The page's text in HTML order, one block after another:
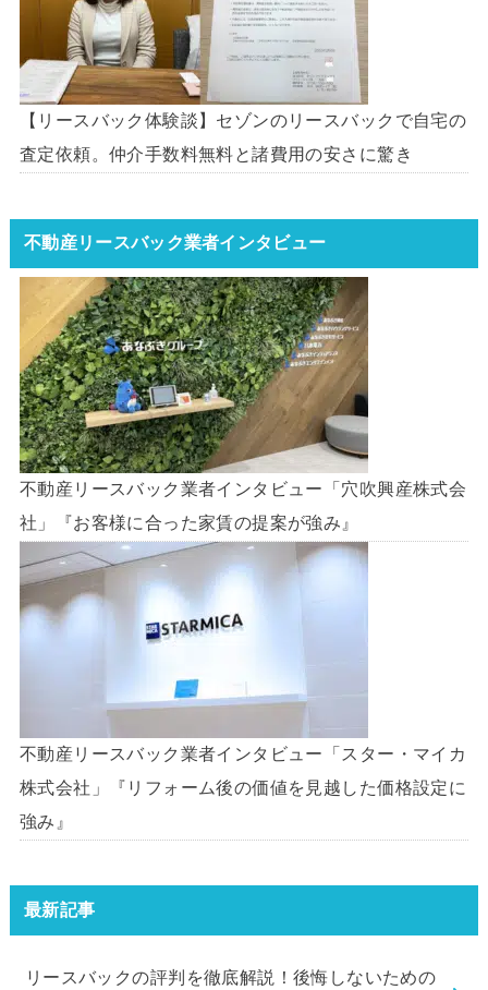
【リースバック体験談】セゾンのリースバックで自宅の
査定依頼。仲介手数料無料と諸費用の安さに驚き
不動産リースバック業者インタビュー
不動産リースバック業者インタビュー「穴吹興産株式会
社」『お客様に合った家賃の提案が強み』
不動産リースバック業者インタビュー「スター・マイカ
株式会社」『リフォーム後の価値を見越した価格設定に
強み』
最新記事
リースバックの評判を徹底解説！後悔しないための